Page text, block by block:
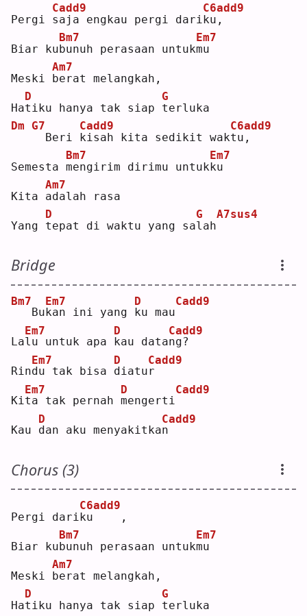
Pergi s
Cadd9
aja engkau pergi dari k
C6add9
u,
Biar kub
Bm7
unuh perasaan untukm
Em7
u
Meski b
Am7
erat melangkah,
Hat
D
iku hanya tak siap t
G
erluka
Dm
G7
Beri k
Cadd9
isah kita sedikit wakt
C6add9
u,
Semesta m
Bm7
engirim dirimu untukk
Em7
u
Kita a
Am7
dalah rasa
Yang t
D
epat di waktu yang sal
G
ah
A7sus4
Bridge
Bm7
  Bu
k
Em7
an ini yang
k
D
u mau
Cadd9
Lal
Em7
u untuk apa
k
D
au datan
Cadd9
g?
Rind
Em7
u tak bisa d
D
iatur
Cadd9
Kit
Em7
a tak pernah m
D
engerti
Cadd9
Kau d
D
an aku menyakitkan
Cadd9
Chorus (3)
Pergi darik
C6add9
u    ,
Biar kub
Bm7
unuh perasaan untukm
Em7
u
Meski b
Am7
erat melangkah,
Hat
D
iku hanya tak siap t
G
erluka